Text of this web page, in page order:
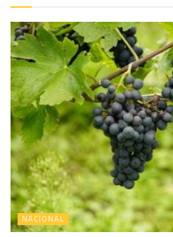
NACIONAL